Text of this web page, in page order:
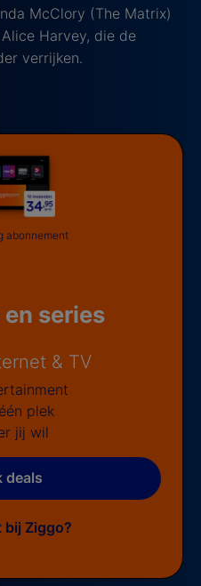
McClory (The Matrix)
Harvey, die de
verrijken.
series
& TV
plek
jij wil
deals
bij Ziggo?
abonnement